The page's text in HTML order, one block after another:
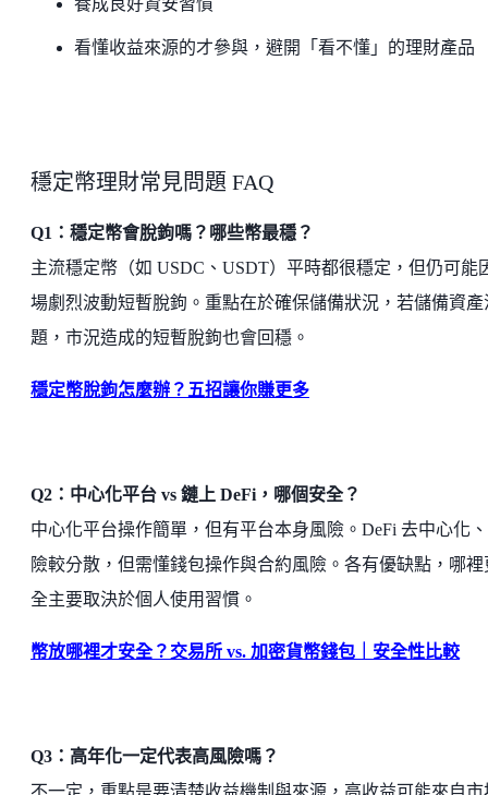
養成良好資安習慣
看懂收益來源的才參與，避開「看不懂」的理財產品
穩定幣理財常見問題 FAQ
Q1：穩定幣會脫鉤嗎？哪些幣最穩？
主流穩定幣（如 USDC、USDT）平時都很穩定，但仍可能
場劇烈波動短暫脫鉤。重點在於確保儲備狀況，若儲備資產
題，市況造成的短暫脫鉤也會回穩。
穩定幣脫鉤怎麼辦？五招讓你賺更多
Q2：中心化平台 vs 鏈上 DeFi，哪個安全？
中心化平台操作簡單，但有平台本身風險。DeFi 去中心化
險較分散，但需懂錢包操作與合約風險。各有優缺點，哪裡
全主要取決於個人使用習慣。
幣放哪裡才安全？交易所 vs. 加密貨幣錢包｜安全性比較
Q3：高年化一定代表高風險嗎？
不一定，重點是要清楚收益機制與來源，高收益可能來自市